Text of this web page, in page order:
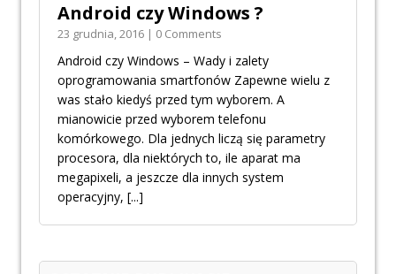
Android czy Windows ?
23 grudnia, 2016 | 0 Comments
Android czy Windows – Wady i zalety
oprogramowania smartfonów Zapewne wielu z
was stało kiedyś przed tym wyborem. A
mianowicie przed wyborem telefonu
komórkowego. Dla jednych liczą się parametry
procesora, dla niektórych to, ile aparat ma
megapixeli, a jeszcze dla innych system
operacyjny, [...]